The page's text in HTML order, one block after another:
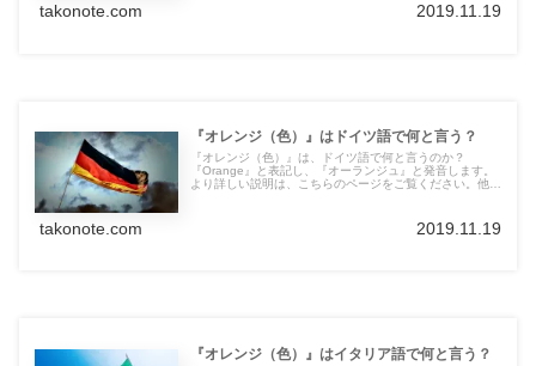
takonote.com 2019.11.19
『オレンジ（色）』はドイツ語で何と言う？
『オレンジ（色）』は、ドイツ語で何と言うのか？
『Orange』と表記し、『オーランジュ』と発音します。
より詳しい説明は、こちらのページをご覧ください。他の
takonote.com 2019.11.19
『オレンジ（色）』はイタリア語で何と言う？